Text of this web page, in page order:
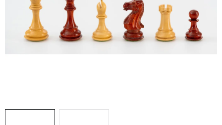
SCHACH ONLINE
SCHACH-MERCH